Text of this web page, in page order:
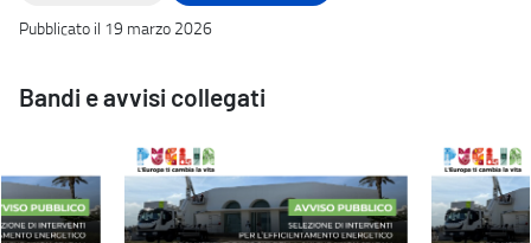
Pubblicato il 19 marzo 2026
Bandi e avvisi collegati